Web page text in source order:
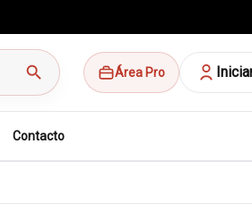
search Área Pro
Contacto